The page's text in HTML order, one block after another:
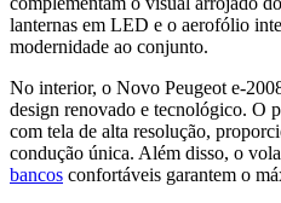
lanternas em LED e o aerofólio
modernidade ao conjunto.
No interior, o Novo Peugeot e-
design renovado e tecnológico. O
com tela de alta resolução,
condução única. Além disso, o
bancos confortáveis garantem o